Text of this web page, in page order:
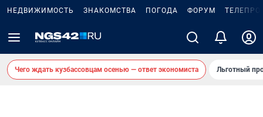
НЕДВИЖИМОСТЬ ЗНАКОМСТВА ПОГОДА ФОРУМ
Чего ждать кузбассовцам осенью — ответ экономиста Льготный